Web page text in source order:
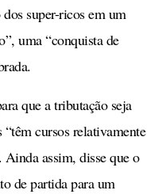
super-ricos em um
uma “conquista de
que a tributação seja
cursos relativamente
assim, disse que o
de partida para um